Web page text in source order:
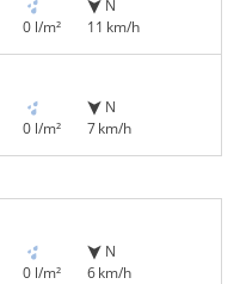
0 l/m²
N
11 km/h
0 l/m²
N
7 km/h
0 l/m²
N
6 km/h